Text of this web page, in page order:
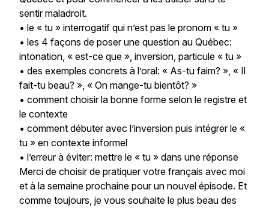
sentir maladroit.
• le « tu » interrogatif qui n’est pas le pronom « tu »
• les 4 façons de poser une question au Québec:
intonation, « est-ce que », inversion, particule « tu »
• des exemples concrets à l’oral: « As-tu faim? », « Il
fait-tu beau? », « On mange-tu bientôt? »
• comment choisir la bonne forme selon le registre et
le contexte
• comment débuter avec l’inversion puis intégrer le «
tu » en contexte informel
• l’erreur à éviter: mettre le « tu » dans une réponse
Merci de choisir de pratiquer votre français avec moi
et à la semaine prochaine pour un nouvel épisode. Et
comme toujours, je vous souhaite le plus beau des